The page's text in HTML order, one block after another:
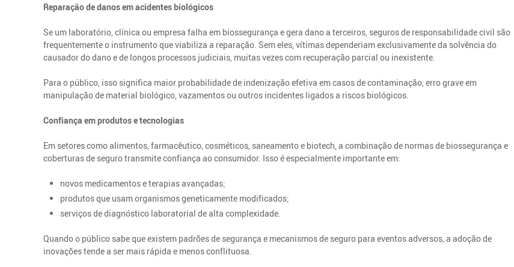
Reparação de danos em acidentes biológicos
Se um laboratório, clínica ou empresa falha em biossegurança e gera dano a terceiros, seguros de responsabilidade civil são
frequentemente o instrumento que viabiliza a reparação. Sem eles, vítimas dependeriam exclusivamente da solvência do
causador do dano e de longos processos judiciais, muitas vezes com recuperação parcial ou inexistente.
Para o público, isso significa maior probabilidade de indenização efetiva em casos de contaminação, erro grave em
manipulação de material biológico, vazamentos ou outros incidentes ligados a riscos biológicos.
Confiança em produtos e tecnologias
Em setores como alimentos, farmacêutico, cosméticos, saneamento e biotech, a combinação de normas de biossegurança e
coberturas de seguro transmite confiança ao consumidor. Isso é especialmente importante em:
novos medicamentos e terapias avançadas;
produtos que usam organismos geneticamente modificados;
serviços de diagnóstico laboratorial de alta complexidade.
Quando o público sabe que existem padrões de segurança e mecanismos de seguro para eventos adversos, a adoção de
inovações tende a ser mais rápida e menos conflituosa.